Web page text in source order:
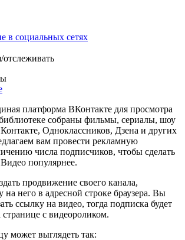
в социальных сетях
отслеживать
платформа ВКонтакте для просмотра
собраны фильмы, сериалы, шоу
Одноклассников, Дзена и других
вам провести рекламную
числа подписчиков, чтобы сделать
популярнее.
продвижение своего канала,
на него в адресной строке браузера. Вы
ссылку на видео, тогда подписка будет
странице с видеороликом.
может выглядеть так: